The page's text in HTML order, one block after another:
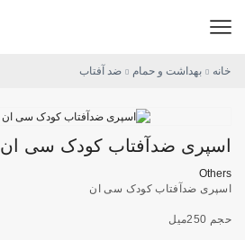
خانه بهداشت و حمام ضد آفتاب
اسپری ضدآفتاب کودک سی ان 250میل Cien
Others
اسپری ضدآفتاب کودک سی ان
حجم 250میل